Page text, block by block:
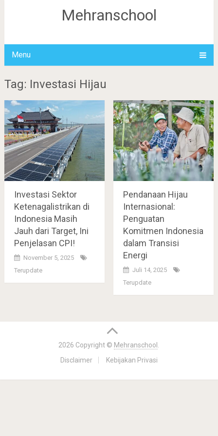
Mehranschool
Menu
Tag: Investasi Hijau
Investasi Sektor
Ketenagalistrikan di
Indonesia Masih
Jauh dari Target, Ini
Penjelasan CPI!
November 5, 2025
Terupdate
Pendanaan Hijau
Internasional:
Penguatan
Komitmen Indonesia
dalam Transisi
Energi
Juli 14, 2025
Terupdate
2026 Copyright © Mehranschool
Disclaimer
Kebijakan Privasi